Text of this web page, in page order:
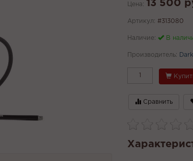
Цена: 13 500
Артикул: #313080
Наличие: В
Производитель:
Сравнить